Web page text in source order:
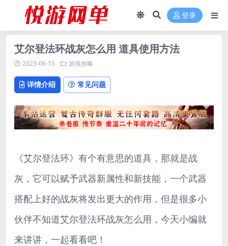
登录
艾尔登法环战灰怎么用 道具使用方法
2023-06-15 游戏攻略
详情介绍 常见问题
《艾尔登法环》有个有意思的道具，那就是战
灰，它可以赋予武器新属性和新技能，一个武器
搭配上好的战灰将发出更大的作用，但是很多小
伙伴不知道艾尔登法环战灰怎么用，今天小编就
来讲讲，一起看看吧！